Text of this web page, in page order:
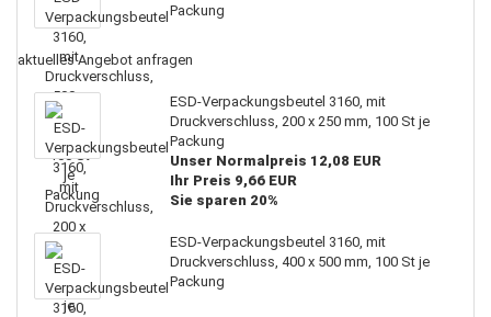
Packung
aktuelles Angebot anfragen
ESD-Verpackungsbeutel 3160, mit
Druckverschluss, 200 x 250 mm, 100 St je
Packung
Unser Normalpreis 12,08 EUR
Ihr Preis 9,66 EUR
Sie sparen 20%
ESD-Verpackungsbeutel 3160, mit
Druckverschluss, 400 x 500 mm, 100 St je
Packung